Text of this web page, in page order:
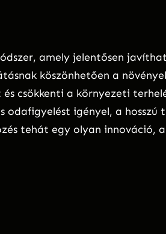
amely jelentősen
köszönhetően a
csökkenti a környezeti
igényel, a hosszú
tehát egy olyan innováció,